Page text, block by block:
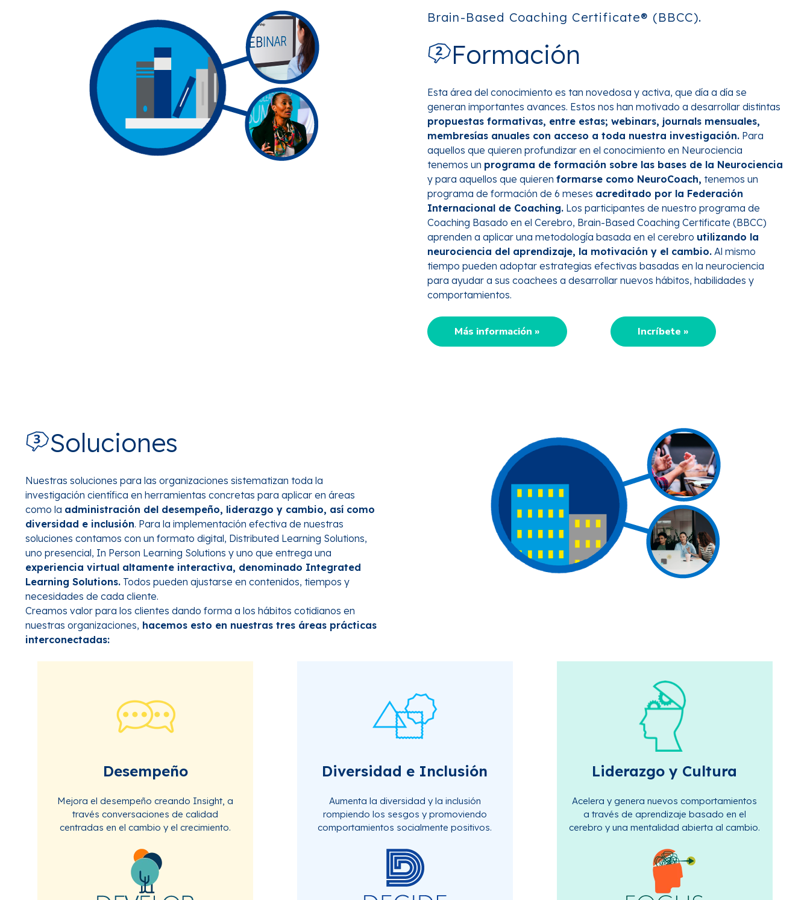
Brain-Based Coaching Certificate® (BBCC).
Formación
Esta área del conocimiento es tan novedosa y activa, que día a día se
generan importantes avances. Estos nos han motivado a desarrollar distintas
propuestas formativas, entre estas; webinars, journals mensuales,
membresías anuales con acceso a toda nuestra investigación.Para
aquellos que quieren profundizar en el conocimiento en Neurociencia
tenemos un programa de formación sobre las bases de la Neurociencia
y para aquellos que quieren formarse como NeuroCoach, tenemos un
programa de formación de 6 meses acreditado por la Federación
Internacional de Coaching.Los participantes de nuestro programa de
Coaching Basado en el Cerebro, Brain-Based Coaching Certificate (BBCC)
aprenden a aplicar una metodología basada en el cerebro utilizando la
neurociencia del aprendizaje, la motivación y el cambio.Al mismo
tiempo pueden adoptar estrategias efectivas basadas en la neurociencia
para ayudar a sus coachees a desarrollar nuevos hábitos, habilidades y
comportamientos.
Más información » Incríbete »
Soluciones
Nuestras soluciones para las organizaciones sistematizan toda la
investigación científica en herramientas concretas para aplicar en áreas
como la administración del desempeño, liderazgo y cambio, así como
diversidad e inclusión. Para la implementación efectiva de nuestras
soluciones contamos con un formato digital, Distributed Learning Solutions,
uno presencial, In Person Learning Solutions y uno que entrega una
experiencia virtual altamente interactiva, denominado Integrated
Learning Solutions. Todos pueden ajustarse en contenidos, tiempos y
necesidades de cada cliente.
Creamos valor para los clientes dando forma a los hábitos cotidianos en
nuestras organizaciones, hacemos esto en nuestras tres áreas prácticas
interconectadas:
Desempeño
Mejora eldesempeño creando Insight, a
través conversaciones decalidad
centradas en elcambio y elcrecimiento.
Diversidad e Inclusión
Aumenta la diversidad y la inclusión
rompiendo los sesgos y promoviendo
comportamientos socialmente positivos.
Liderazgo y Cultura
Acelera y genera nuevos comportamientos
a través de aprendizaje basado en el
cerebro y una mentalidad abierta al cambio.